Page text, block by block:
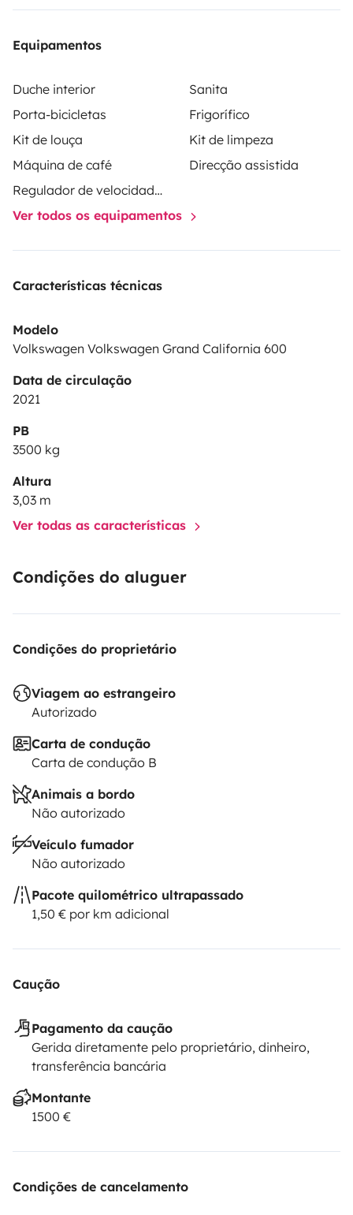
Equipamentos
Duche interior
Sanita
Porta-bicicletas
Frigorífico
Kit de louça
Kit de limpeza
Máquina de café
Direcção assistida
Regulador de velocidade / Cruise Control
Ver todos os equipamentos
Características técnicas
Modelo
Volkswagen Volkswagen Grand California 600
Data de circulação
2021
PB
3500 kg
Altura
3,03 m
Ver todas as características
Condições do aluguer
Condições do proprietário
Viagem ao estrangeiro
Autorizado
Carta de condução
Carta de condução B
Animais a bordo
Não autorizado
Veículo fumador
Não autorizado
Pacote quilométrico ultrapassado
1,50 € por km adicional
Caução
Pagamento da caução
Gerida diretamente pelo proprietário, dinheiro,
transferência bancária
Montante
1500 €
Condições de cancelamento